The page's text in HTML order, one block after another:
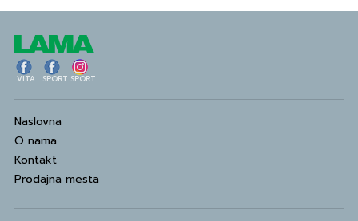
VITA SPORT SPORT
Naslovna
O nama
Kontakt
Prodajna mesta